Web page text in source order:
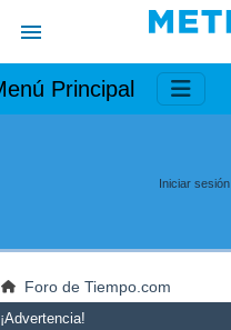
Principal
Iniciar sesión
Foro de Tiempo.com
¡Advertencia!